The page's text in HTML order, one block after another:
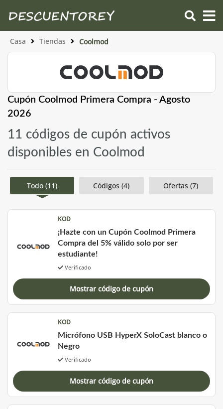
Casa Tiendas Coolmod
Cupón Coolmod Primera Compra - Agosto
2026
11 códigos de cupón activos
disponibles en Coolmod
Todo (11) Códigos (4) Ofertas (7)
KOD
¡Hazte con un Cupón Coolmod Primera
Compra del 5% válido solo por ser
estudiante!
Verificado
Mostrar código de cupón
KOD
Micrófono USB HyperX SoloCast blanco o
Negro
Verificado
Mostrar código de cupón